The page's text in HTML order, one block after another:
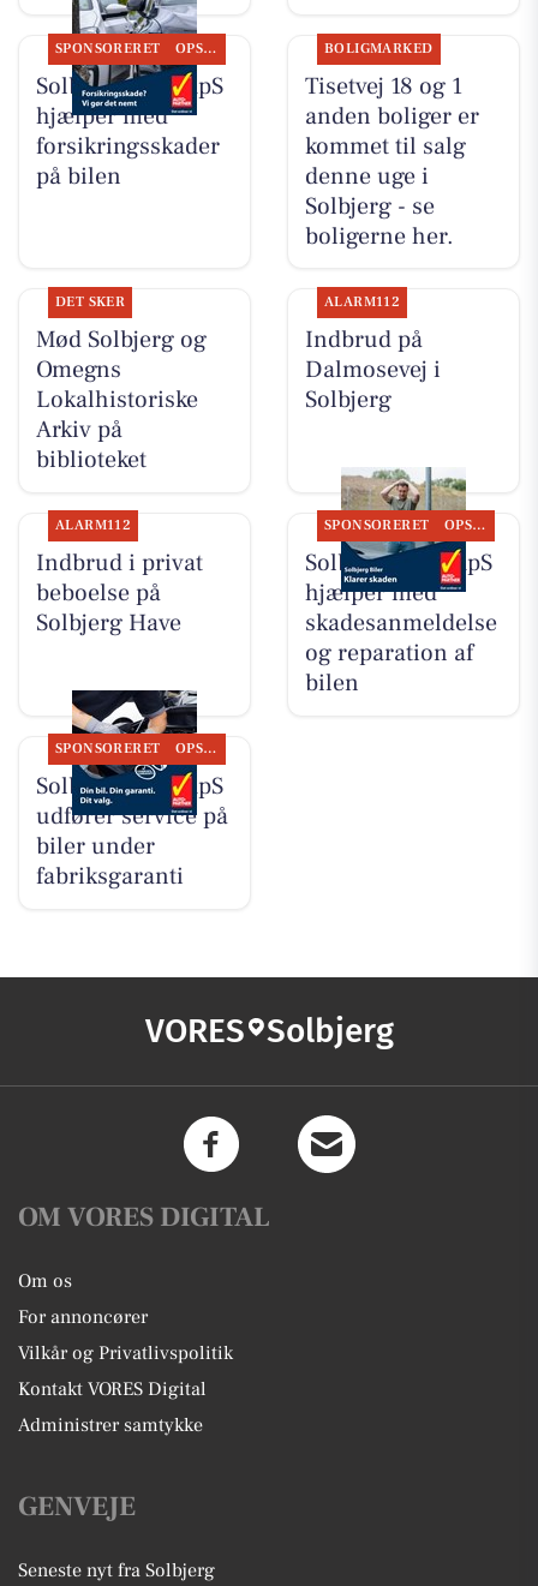
SPONSORERET OPSLAGSTAVLEN
Solbjerg Biler ApS
hjælper med
forsikringsskader
på bilen
BOLIGMARKED
Tisetvej 18 og 1
anden boliger er
kommet til salg
denne uge i
Solbjerg - se
boligerne her.
DET SKER
Mød Solbjerg og
Omegns
Lokalhistoriske
Arkiv på
biblioteket
ALARM112
Indbrud på
Dalmosevej i
Solbjerg
ALARM112
Indbrud i privat
beboelse på
Solbjerg Have
SPONSORERET OPSLAGSTAVLEN
Solbjerg Biler ApS
hjælper med
skadesanmeldelse
og reparation af
bilen
SPONSORERET OPSLAGSTAVLEN
Solbjerg Biler ApS
udfører service på
biler under
fabriksgaranti
VORES Solbjerg
OM VORES DIGITAL
Om os
For annoncører
Vilkår og Privatlivspolitik
Kontakt VORES Digital
Administrer samtykke
GENVEJE
Seneste nyt fra Solbjerg